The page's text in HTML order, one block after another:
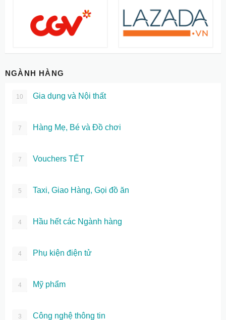
NGÀNH HÀNG
10 Gia dụng và Nội thất
7 Hàng Mẹ, Bé và Đồ chơi
7 Vouchers TẾT
5 Taxi, Giao Hàng, Gọi đồ ăn
4 Hầu hết các Ngành hàng
4 Phụ kiện điện tử
4 Mỹ phẩm
3 Công nghệ thông tin